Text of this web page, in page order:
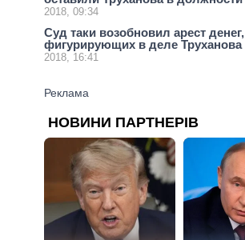
2018, 09:34
Суд таки возобновил арест денег,
фигурирующих в деле Труханова
2018, 16:41